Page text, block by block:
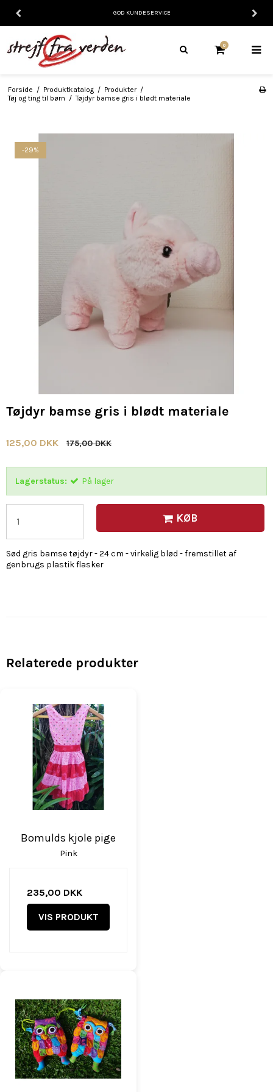
GOD KUNDESERVICE
0
Forside / Produktkatalog / Produkter /
Tøj og ting til børn / Tøjdyr bamse gris i blødt materiale
-29%
Tøjdyr bamse gris i blødt materiale
125,00 DKK 175,00 DKK
Lagerstatus: På lager
KØB
Sød gris bamse tøjdyr - 24 cm - virkelig blød - fremstillet af
genbrugs plastik flasker
Relaterede produkter
Bomulds kjole pige
Pink
235,00 DKK
VIS PRODUKT